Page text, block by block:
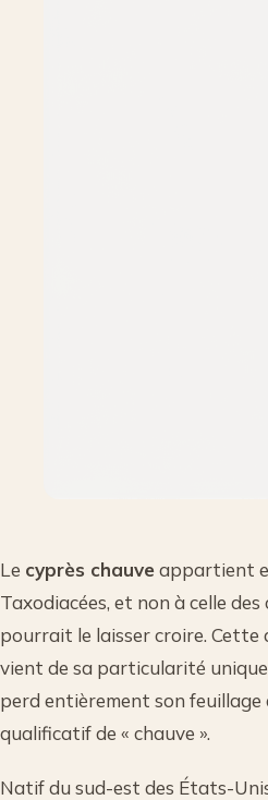
Le cyprès chauveappartient
Taxodiacées, et non à celle
pourrait le laisser croire.
vient de sa particularité
perd entièrement son feuillage
qualificatif de « chauve ».
Natif du sud-est des États-